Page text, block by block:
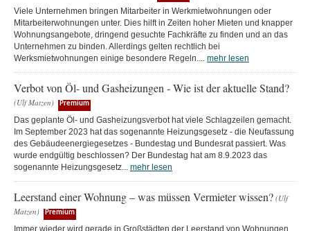
Viele Unternehmen bringen Mitarbeiter in Werkmietwohnungen oder
Mitarbeiterwohnungen unter. Dies hilft in Zeiten hoher Mieten und knapper
Wohnungsangebote, dringend gesuchte Fachkräfte zu finden und an das
Unternehmen zu binden. Allerdings gelten rechtlich bei
Werksmietwohnungen einige besondere Regeln.... mehr lesen
Verbot von Öl- und Gasheizungen - Wie ist der aktuelle Stand?
(Ulf Matzen) Premium
Das geplante Öl- und Gasheizungsverbot hat viele Schlagzeilen gemacht.
Im September 2023 hat das sogenannte Heizungsgesetz - die Neufassung
des Gebäudeenergiegesetzes - Bundestag und Bundesrat passiert. Was
wurde endgültig beschlossen? Der Bundestag hat am 8.9.2023 das
sogenannte Heizungsgesetz... mehr lesen
Leerstand einer Wohnung – was müssen Vermieter wissen? (Ulf
Matzen)
Premium
Immer wieder wird gerade in Großstädten der Leerstand von Wohnungen